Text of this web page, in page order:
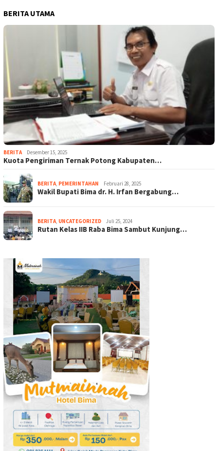
BERITA UTAMA
BERITA Desember 15, 2025
Kuota Pengiriman Ternak Potong Kabupaten…
BERITA PEMERINTAHAN Februari 28, 2025
Wakil Bupati Bima dr. H. Irfan Bergabung…
BERITA UNCATEGORIZED Juli 25, 2024
Rutan Kelas IIB Raba Bima Sambut Kunjung…